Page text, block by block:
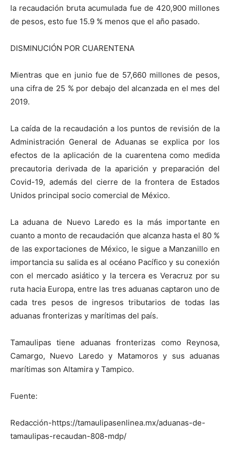
la recaudación bruta acumulada fue de 420,900 millones
de pesos, esto fue 15.9 % menos que el año pasado.
DISMINUCIÓN POR CUARENTENA
Mientras que en junio fue de 57,660 millones de pesos,
una cifra de 25 % por debajo del alcanzada en el mes del
2019.
La caída de la recaudación a los puntos de revisión de la
Administración General de Aduanas se explica por los
efectos de la aplicación de la cuarentena como medida
precautoria derivada de la aparición y preparación del
Covid-19, además del cierre de la frontera de Estados
Unidos principal socio comercial de México.
La aduana de Nuevo Laredo es la más importante en
cuanto a monto de recaudación que alcanza hasta el 80 %
de las exportaciones de México, le sigue a Manzanillo en
importancia su salida es al océano Pacífico y su conexión
con el mercado asiático y la tercera es Veracruz por su
ruta hacia Europa, entre las tres aduanas captaron uno de
cada tres pesos de ingresos tributarios de todas las
aduanas fronterizas y marítimas del país.
Tamaulipas tiene aduanas fronterizas como Reynosa,
Camargo, Nuevo Laredo y Matamoros y sus aduanas
marítimas son Altamira y Tampico.
Fuente:
Redacción-https://tamaulipasenlinea.mx/aduanas-de-
tamaulipas-recaudan-808-mdp/